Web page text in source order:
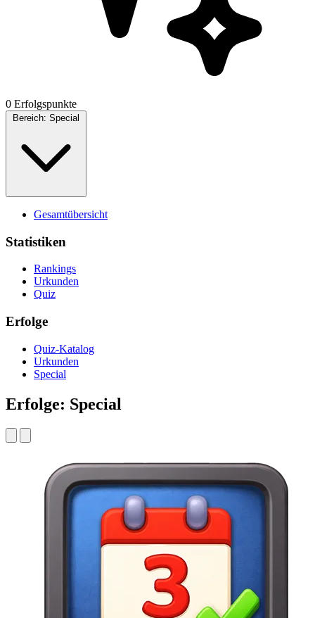
0 Erfolgspunkte
Bereich: Special
Gesamtübersicht
Statistiken
Rankings
Urkunden
Quiz
Erfolge
Quiz-Katalog
Urkunden
Special
Erfolge: Special